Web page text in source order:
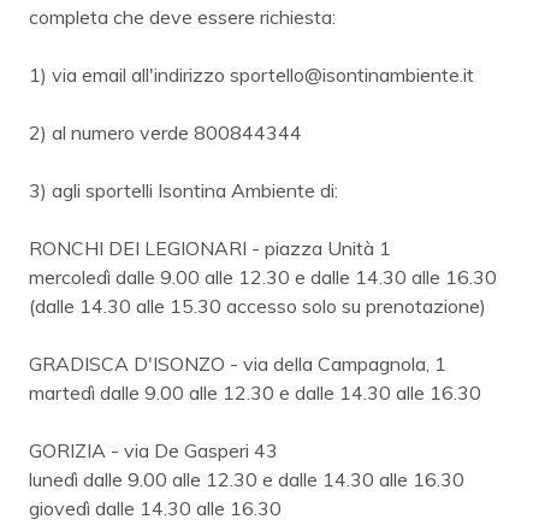
completa che deve essere richiesta:
1) via email all'indirizzo sportello@isontinambiente.it
2) al numero verde 800844344
3) agli sportelli Isontina Ambiente di:
RONCHI DEI LEGIONARI - piazza Unità 1
mercoledì dalle 9.00 alle 12.30 e dalle 14.30 alle 16.30
(dalle 14.30 alle 15.30 accesso solo su prenotazione)
GRADISCA D'ISONZO - via della Campagnola, 1
martedì dalle 9.00 alle 12.30 e dalle 14.30 alle 16.30
GORIZIA - via De Gasperi 43
lunedì dalle 9.00 alle 12.30 e dalle 14.30 alle 16.30
giovedì dalle 14.30 alle 16.30